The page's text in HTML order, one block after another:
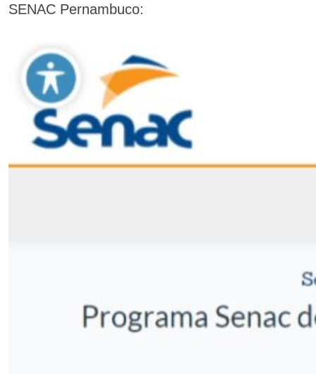
SENAC Pernambuco: